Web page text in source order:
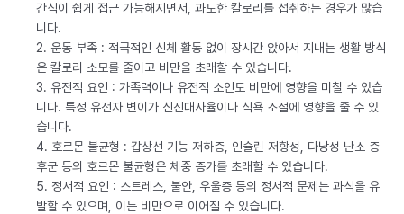
간식이 쉽게 접근 가능해지면서, 과도한 칼로리를 섭취하는 경우가 많습
니다.
2. 운동 부족 : 적극적인 신체 활동 없이 장시간 앉아서 지내는 생활 방식
은 칼로리 소모를 줄이고 비만을 초래할 수 있습니다.
3. 유전적 요인 : 가족력이나 유전적 소인도 비만에 영향을 미칠 수 있습
니다. 특정 유전자 변이가 신진대사율이나 식욕 조절에 영향을 줄 수 있
습니다.
4. 호르몬 불균형 : 갑상선 기능 저하증, 인슐린 저항성, 다낭성 난소 증
후군 등의 호르몬 불균형은 체중 증가를 초래할 수 있습니다.
5. 정서적 요인 : 스트레스, 불안, 우울증 등의 정서적 문제는 과식을 유
발할 수 있으며, 이는 비만으로 이어질 수 있습니다.